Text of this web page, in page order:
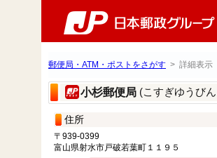
郵便局・ATM・ポストをさがす > 詳細表示
小杉郵便局 (こすぎゆうび
住所
〒939-0399
富山県射水市戸破若葉町１１９５